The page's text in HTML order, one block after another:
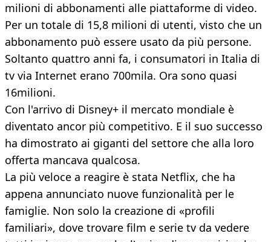
milioni di abbonamenti alle piattaforme di video.
Per un totale di 15,8 milioni di utenti, visto che un
abbonamento può essere usato da più persone.
Soltanto quattro anni fa, i consumatori in Italia di
tv via Internet erano 700mila. Ora sono quasi
16milioni.
Con l'arrivo di Disney+ il mercato mondiale è
diventato ancor più competitivo. E il suo successo
ha dimostrato ai giganti del settore che alla loro
offerta mancava qualcosa.
La più veloce a reagire è stata Netflix, che ha
appena annunciato nuove funzionalità per le
famiglie. Non solo la creazione di «profili
familiari», dove trovare film e serie tv da vedere